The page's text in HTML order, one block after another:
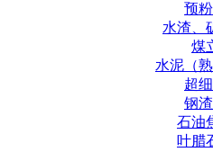
预
水渣、
煤
水泥（
超
钢
石油
叶腊